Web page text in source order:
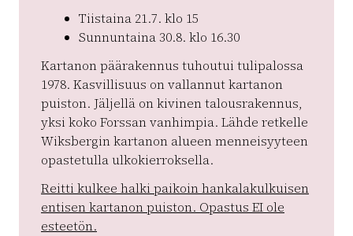
Tiistaina 21.7. klo 15
Sunnuntaina 30.8. klo 16.30
Kartanon päärakennus tuhoutui tulipalossa
1978. Kasvillisuus on vallannut kartanon
puiston. Jäljellä on kivinen talousrakennus,
yksi koko Forssan vanhimpia. Lähde retkelle
Wiksbergin kartanon alueen menneisyyteen
opastetulla ulkokierroksella.
Reitti kulkee halki paikoin hankalakulkuisen
entisen kartanon puiston. Opastus EI ole
esteetön.